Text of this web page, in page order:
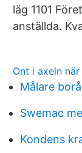
läg 1101
anställda.
Ont i axeln
Målare
Swemac
Kondens